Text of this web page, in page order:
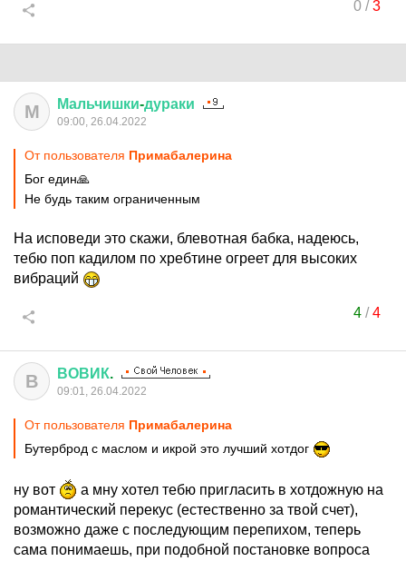
0/3
М Мальчишки-дураки
09:00, 26.04.2022
От пользователя Примaбaлеринa
Бог един🙏
Не будь таким ограниченным
На исповеди это скажи, блевотная бабка, надеюсь,
тебю поп кадилом по хребтине огреет для высоких
вибраций
4/4
В ВОВИК.
09:01, 26.04.2022
От пользователя Примaбaлеринa
Бутерброд с маслом и икрой это лучший хотдог
ну вот
а мну хотел тебю пригласить в хотдожную на
романтический перекус (естественно за твой счет),
возможно даже с последующим перепихом, теперь
сама понимаешь, при подобной постановке вопроса